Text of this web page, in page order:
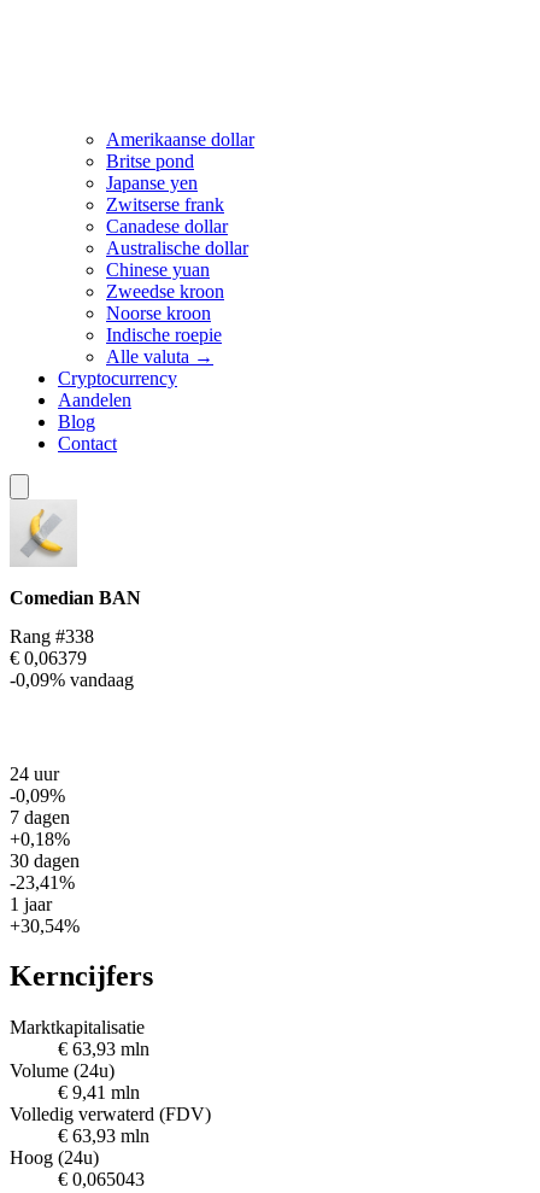
Amerikaanse dollar
Britse pond
Japanse yen
Zwitserse frank
Canadese dollar
Australische dollar
Chinese yuan
Zweedse kroon
Noorse kroon
Indische roepie
Alle valuta →
Cryptocurrency
Aandelen
Blog
Contact
Comedian BAN
Rang #338
€ 0,06379
-0,09% vandaag
24 uur
-0,09%
7 dagen
+0,18%
30 dagen
-23,41%
1 jaar
+30,54%
Kerncijfers
Marktkapitalisatie
€ 63,93 mln
Volume (24u)
€ 9,41 mln
Volledig verwaterd (FDV)
€ 63,93 mln
Hoog (24u)
€ 0,065043